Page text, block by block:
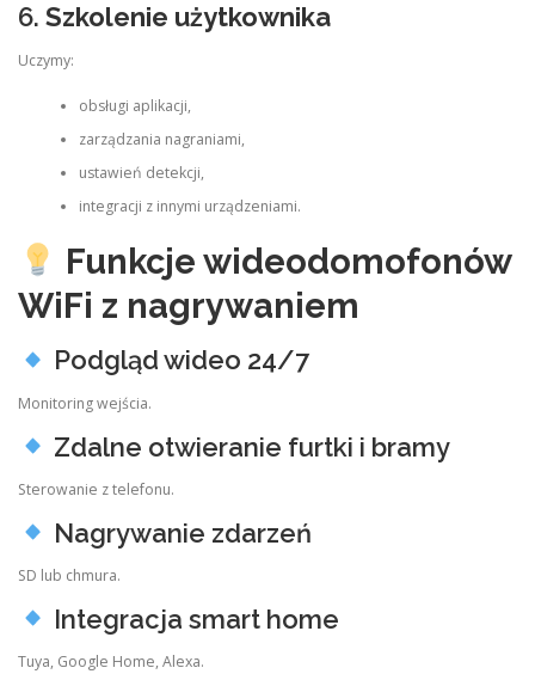
6. Szkolenie użytkownika
Uczymy:
obsługi aplikacji,
zarządzania nagraniami,
ustawień detekcji,
integracji z innymi urządzeniami.
Funkcje wideodomofonów
WiFi z nagrywaniem
Podgląd wideo 24/7
Monitoring wejścia.
Zdalne otwieranie furtki i bramy
Sterowanie z telefonu.
Nagrywanie zdarzeń
SD lub chmura.
Integracja smart home
Tuya, Google Home, Alexa.